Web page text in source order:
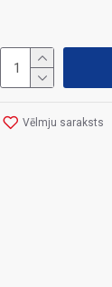
Vēlmju saraksts